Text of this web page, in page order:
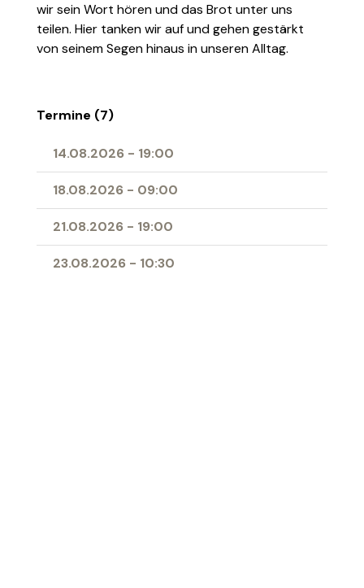
wir sein Wort hören und das Brot unter uns
teilen. Hier tanken wir auf und gehen gestärkt
von seinem Segen hinaus in unseren Alltag.
Termine (7)
14.08.2026 - 19:00
18.08.2026 - 09:00
21.08.2026 - 19:00
23.08.2026 - 10:30